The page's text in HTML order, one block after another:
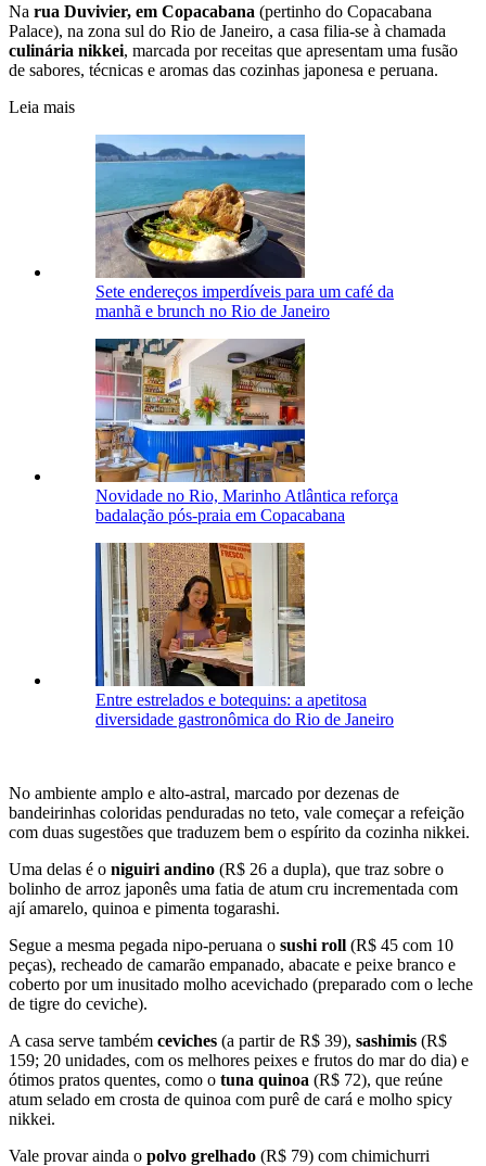
Na rua Duvivier, em Copacabana (pertinho do Copacabana
Palace), na zona sul do Rio de Janeiro, a casa filia-se à chamada
culinária nikkei, marcada por receitas que apresentam uma fusão
de sabores, técnicas e aromas das cozinhas japonesa e peruana.
Leia mais
Sete endereços imperdíveis para um café da
manhã e brunch no Rio de Janeiro
Novidade no Rio, Marinho Atlântica reforça
badalação pós-praia em Copacabana
Entre estrelados e botequins: a apetitosa
diversidade gastronômica do Rio de Janeiro
No ambiente amplo e alto-astral, marcado por dezenas de
bandeirinhas coloridas penduradas no teto, vale começar a refeição
com duas sugestões que traduzem bem o espírito da cozinha nikkei.
Uma delas é o niguiri andino (R$ 26 a dupla), que traz sobre o
bolinho de arroz japonês uma fatia de atum cru incrementada com
ají amarelo, quinoa e pimenta togarashi.
Segue a mesma pegada nipo-peruana o sushi roll (R$ 45 com 10
peças), recheado de camarão empanado, abacate e peixe branco e
coberto por um inusitado molho acevichado (preparado com o leche
de tigre do ceviche).
A casa serve também ceviches (a partir de R$ 39), sashimis (R$
159; 20 unidades, com os melhores peixes e frutos do mar do dia) e
ótimos pratos quentes, como o tuna quinoa (R$ 72), que reúne
atum selado em crosta de quinoa com purê de cará e molho spicy
nikkei.
Vale provar ainda o polvo grelhado (R$ 79) com chimichurri